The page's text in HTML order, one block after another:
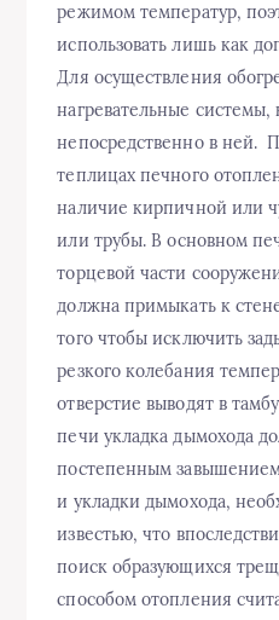
режимом температур,
использовать лишь как
Для осуществления
нагревательные
непосредственно в ней.
теплицах печного
наличие кирпичной или
или трубы. В основном
торцевой части
должна примыкать к
того чтобы исключить
резкого колебания
отверстие выводят в
печи укладка дымохода
постепенным
и укладки дымохода,
известью, что
поиск образующихся
способом отопления